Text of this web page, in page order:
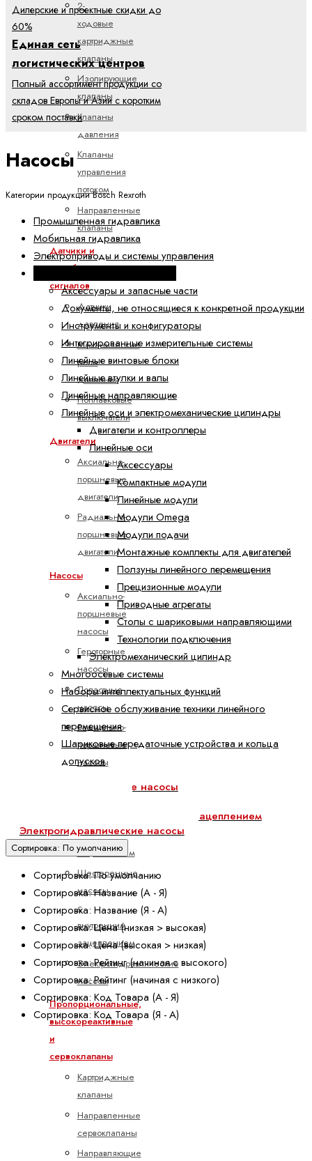
2-
ходовые
картриджные
клапаны
Изолирующие
клапаны
Клапаны
давления
Клапаны
управления
потоком
Направленные
клапаны
Датчики и
преобразователи
сигналов
Датчики
давления
Механические
реле
давления
Поплавковые
выключатели
Двигатели
Аксиально-
поршневые
двигатели
Радиально-
поршневые
двигатели
Насосы
Аксиально-
поршневые
насосы
Героторные
насосы
Лопастные
насосы
Радиально-
поршневые
насосы
Шестеренные
внешним
зацеплением
Шестеренные
насосы
с
внутренним
зацеплением
Электрогидравлические
насосы
Пропорциональные,
высокореактивные
и
сервоклапаны
Картриджные
клапаны
Направленные
сервоклапаны
Направляющие
Дилерские и проектные скидки до
60%
Единая сеть
логистических центров
Полный ассортимент продукции со
складов Европы и Азии с коротким
сроком поставки
Насосы
Категории продукции Bosch Rexroth
Промышленная гидравлика
Мобильная гидравлика
Электроприводы и системы управления
Аксессуары и запасные части
Документы, не относящиеся к конкретной продукции
Инструменты и конфигураторы
Интегрированные измерительные системы
Линейные винтовые блоки
Линейные втулки и валы
Линейные направляющие
Линейные оси и электромеханические цилиндры
Двигатели и контроллеры
Линейные оси
Аксессуары
Компактные модули
Линейные модули
Модули Omega
Модули подачи
Монтажные комплекты для двигателей
Ползуны линейного перемещения
Прецизионные модули
Приводные агрегаты
Столы с шариковыми направляющими
Технологии подключения
Электромеханический цилиндр
Многоосевые системы
Наборы интеллектуальных функций
Сервисное обслуживание техники линейного
перемещения
Шариковые передаточные устройства и кольца
допусков
Аксиально-поршневые насосы
Шестеренные насосы с внешним зацеплением
Электрогидравлические насосы
Сортировка: По умолчанию
Сортировка: По умолчанию
Сортировка: Название (А - Я)
Сортировка: Название (Я - А)
Сортировка: Цена (низкая > высокая)
Сортировка: Цена (высокая > низкая)
Сортировка: Рейтинг (начиная с высокого)
Сортировка: Рейтинг (начиная с низкого)
Сортировка: Код Товара (А - Я)
Сортировка: Код Товара (Я - А)